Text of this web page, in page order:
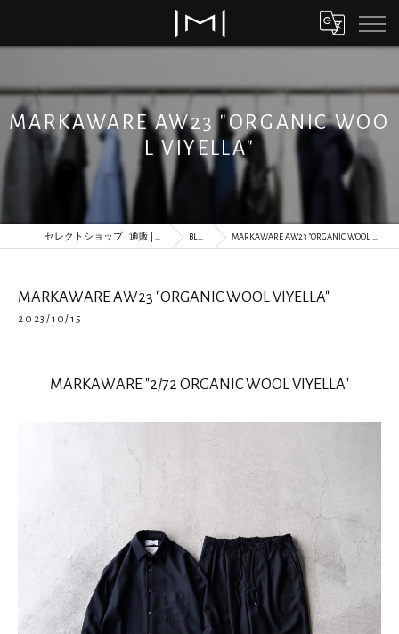
MARKAWARE AW23 "ORGANIC WOO
L VIYELLA"
セレクトショップ | 通販 | MORLS BLOG MARKAWARE AW23 "ORGANIC WOOL VIYELLA"
MARKAWARE AW23 "ORGANIC WOOL VIYELLA"
2023/10/15
MARKAWARE "2/72 ORGANIC WOOL VIYELLA"